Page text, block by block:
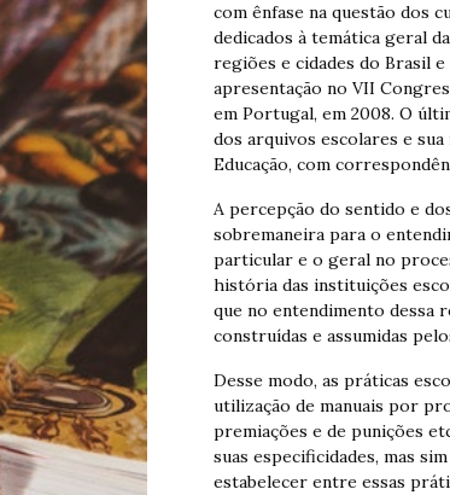
com ênfase na questão dos
dedicados à temática geral
regiões e cidades do Brasil
apresentação no VII
em Portugal, em 2008. O
dos arquivos escolares e
Educação, com
A percepção do sentido e
sobremaneira para o
particular e o geral no
história das instituições
que no entendimento dessa
construídas e assumidas
Desse modo, as práticas
utilização de manuais por
premiações e de punições
suas especificidades, mas
estabelecer entre essas